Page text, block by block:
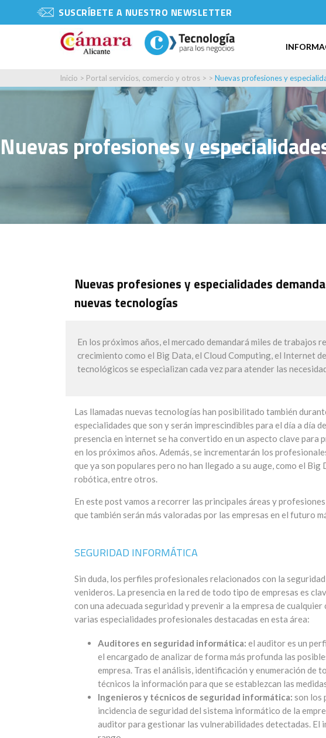
SUSCRÍBETE A NUESTRO NEWSLETTER
Inicio > Portal servicios, comercio y otros > > Nuevas profesiones y
Nuevas profesiones y
Nuevas profesiones y especialidades
nuevas tecnologías
En los próximos años, el mercado demandará miles de trabajos
crecimiento como el Big Data, el Cloud Computing, el Internet
tecnológicos se especializan cada vez para atender las
Las llamadas nuevas tecnologías han posibilitado también
especialidades que son y serán imprescindibles para el día a día
presencia en internet se ha convertido en un aspecto clave para
en los próximos años. Además, se incrementarán los
que ya son populares pero no han llegado a su auge, como el
robótica, entre otros.
En este post vamos a recorrer las principales áreas y
que también serán más valoradas por las empresas en el futuro
SEGURIDAD INFORMÁTICA
Sin duda, los perfiles profesionales relacionados con la
venideros. La presencia en la red de todo tipo de empresas es
con una adecuada seguridad y prevenir a la empresa de
varias especialidades profesionales destacadas en esta área:
Auditores en seguridad informática: el auditor es un
el encargado de analizar de forma más profunda las
empresa. Tras el análisis, identificación y enumeración de
técnicos la información para que se establezcan las
Ingenieros y técnicos de seguridad informática: son los
incidencia de seguridad del sistema informático de la
auditor para gestionar las vulnerabilidades detectadas. El